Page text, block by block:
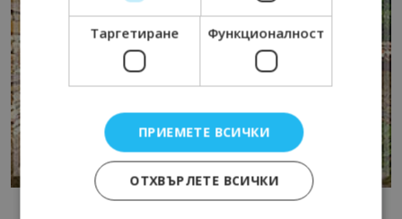
Таргетиране Функционалност
ПРИЕМЕТЕ ВСИЧКИ
ОТХВЪРЛЕТЕ ВСИЧКИ